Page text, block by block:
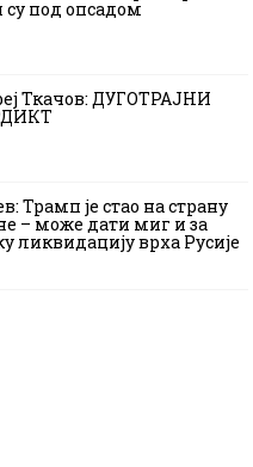
су под опсадом
Ткачов: ДУГОТРАЈНИ
Трамп је стао на страну
– може дати миг и за
ликвидацију врха Русије